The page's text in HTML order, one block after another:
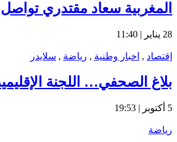
المغربية سعاد مقتدري تواصل
28 يناير | 11:40
إقتصاد , اخبار وطنية , رياضة , سلايدر
بلاغ الصحفي… اللجنة
5 أكتوبر | 19:53
رياضة